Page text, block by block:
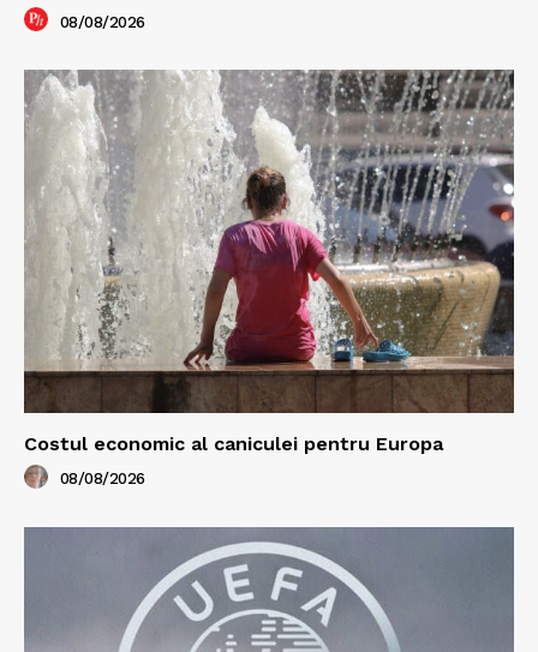
08/08/2026
Costul economic al caniculei pentru Europa
08/08/2026